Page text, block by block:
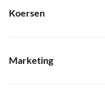
Koersen
Marketing